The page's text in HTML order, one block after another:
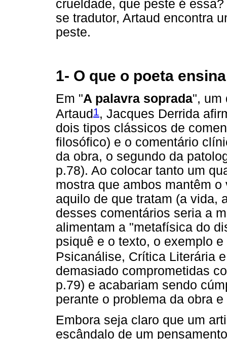
crueldade, que peste é
se tradutor, Artaud encontra
peste.
1- O que o poeta
Em "A palavra soprada", um
Artaud1 , Jacques Derrida
dois tipos clássicos de
filosófico) e o comentário
da obra, o segundo da
p.78). Ao colocar tanto um
mostra que ambos mantêm
aquilo de que tratam (a vida,
desses comentários seria a
alimentam a "metafísica do
psiquê e o texto, o exemplo
Psicanálise, Crítica Literária
demasiado comprometidas
p.79) e acabariam sendo
perante o problema da obra
Embora seja claro que um
escândalo de um